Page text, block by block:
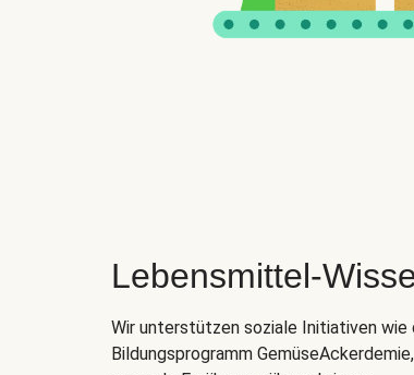
Lebensmittel-
Wir unterstützen soziale Initiativen wie
Bildungsprogramm